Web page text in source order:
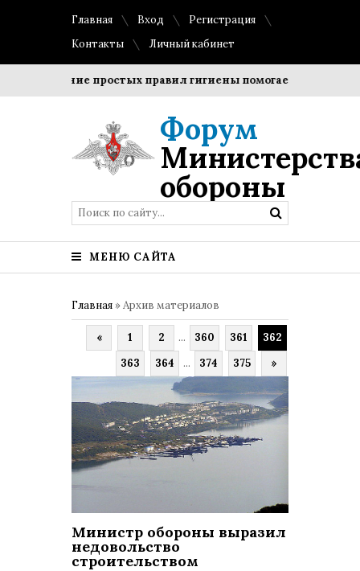
Главная Вход
Регистрация
Контакты
Личный кабинет
простых правил гигиены помогает сохранить
Форум
обороны
МЕНЮ САЙТА
Главная »Архив материалов
« 1 2 ... 360 361
362
363
364 ... 374 375 »
Министр обороны выразил
недовольство
строительством